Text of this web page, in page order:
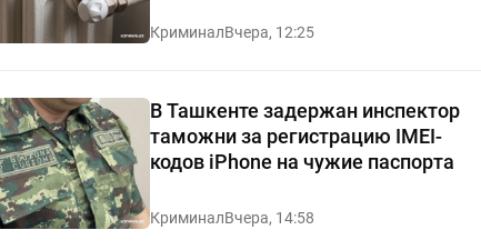
КриминалВчера, 12:25
В Ташкенте задержан инспектор
таможни за регистрацию IMEI-
кодов iPhone на чужие паспорта
КриминалВчера, 14:58